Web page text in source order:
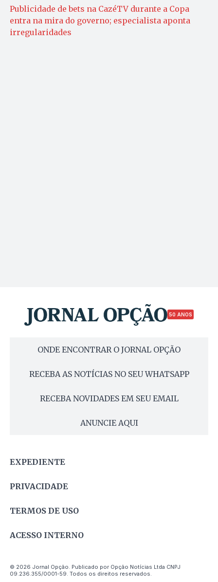
Publicidade de bets na CazéTV durante a Copa
entra na mira do governo; especialista aponta
irregularidades
50 ANOS
ONDE ENCONTRAR O JORNAL OPÇÃO
RECEBA AS NOTÍCIAS NO SEU WHATSAPP
RECEBA NOVIDADES EM SEU EMAIL
ANUNCIE AQUI
EXPEDIENTE
PRIVACIDADE
TERMOS DE USO
ACESSO INTERNO
© 2026 Jornal Opção. Publicado por Opção Notícias Ltda CNPJ
09.236.355/0001-59. Todos os direitos reservados.